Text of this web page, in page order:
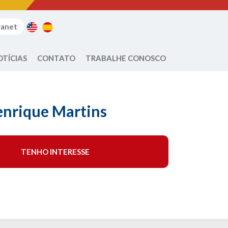
CONTATO TRABALHE CONOSCO
Martins
TENHO INTERESSE